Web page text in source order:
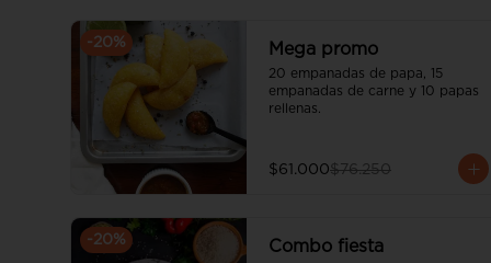
-20% Mega promo
20 empanadas de papa, 15
empanadas de carne y 10 papas
rellenas.
$61.000$76.250
-20% Combo fiesta